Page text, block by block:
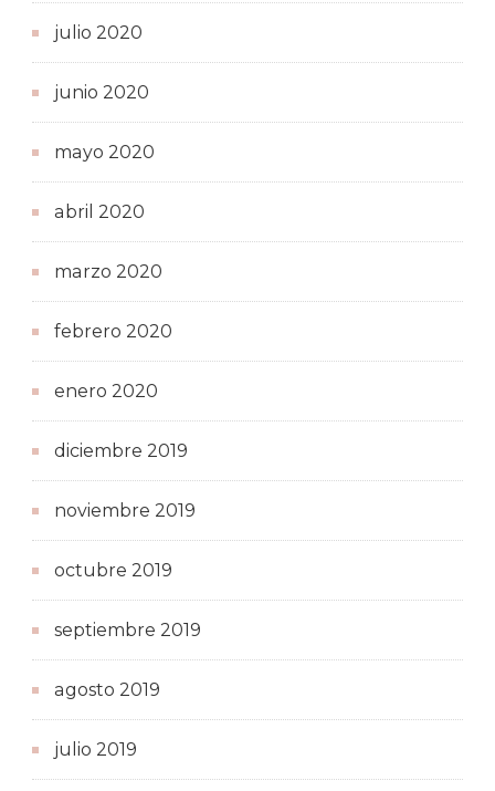
julio 2020
junio 2020
mayo 2020
abril 2020
marzo 2020
febrero 2020
enero 2020
diciembre 2019
noviembre 2019
octubre 2019
septiembre 2019
agosto 2019
julio 2019